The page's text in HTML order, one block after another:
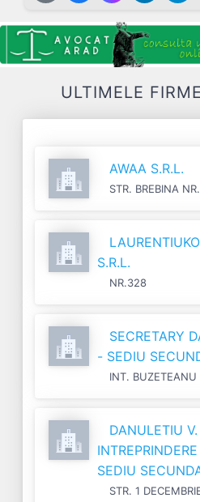
ULTIMELE
AWAA S.R.L.
STR. BREBINA
S.R.L.
NR.328
SECRETARY
- SEDIU
INT. BUZETEANU
DANULETIU
SEDIU
STR. 1